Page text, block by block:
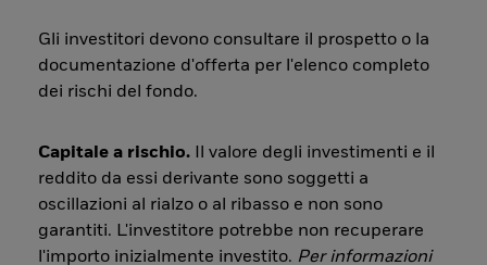
Gli investitori devono consultare il prospetto o la
documentazione d'offerta per l'elenco completo
dei rischi del fondo.
Capitale a rischio. Il valore degli investimenti e il
reddito da essi derivante sono soggetti a
oscillazioni al rialzo o al ribasso e non sono
garantiti. L'investitore potrebbe non recuperare
l'importo inizialmente investito. Per informazioni